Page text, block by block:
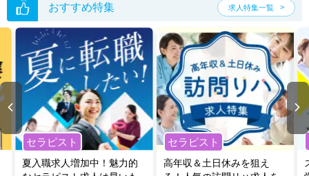
おすすめ特集 求人特集一覧
セラピスト
夏入職求人増加中！魅力的
セラピスト
高年収＆土日休みを狙え